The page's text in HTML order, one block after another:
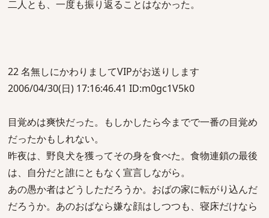
二人とも、一度も振り返ることはなかった。
22 名無しにかわりましてVIPがお送りします
2006/04/30(日) 17:16:46.41 ID:m0gc1V5k0
目覚めは爽快だった。もしかしたら今までで一番の目覚め
だったかもしれない。
昨夜は、野良犬を獲ってその身を食べた。食物連鎖の最後
は、自分だと誰にともなく宣言しながら。
あの愚か者はどうしただろうか。おばの家に転がり込んだ
だろうか。あのおばなら嫌な顔はしつつも、寝床だけなら